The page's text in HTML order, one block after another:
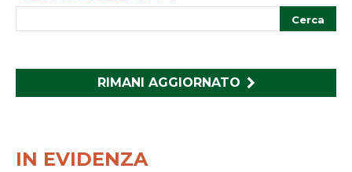
RIMANI AGGIORNATO
IN EVIDENZA